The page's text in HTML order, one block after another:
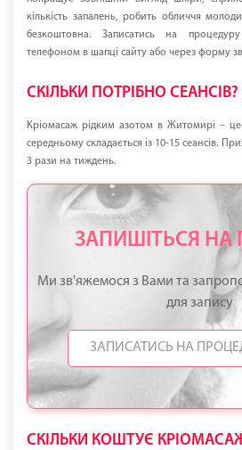
кількість запалень, робить обличчя
безкоштовна. Записатись на
телефоном в шапці сайту або через форму
СКІЛЬКИ ПОТРІБНО СЕАНСІВ?
Кріомасаж рідким азотом в Житомирі –
середньому складається із 10-15 сеансів.
3 рази на тиждень.
ЗАПИШІТЬСЯ
Ми зв'яжемося з Вами та
для запису
СКІЛЬКИ КОШТУЄ